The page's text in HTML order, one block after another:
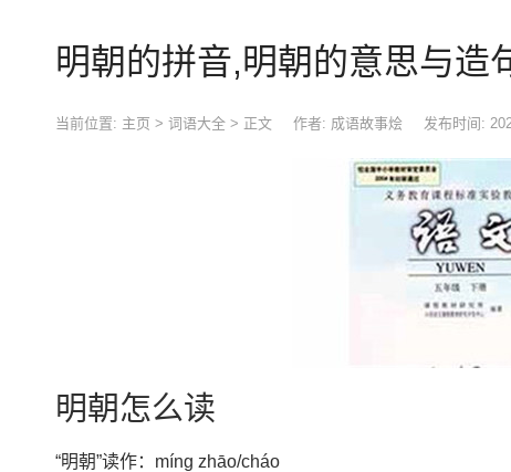
明朝的拼音,明朝的意思与造
当前位置: 主页 > 词语大全 > 正文 作者: 成语故事烩 发布时间:
明朝怎么读
“明朝”读作：míng zhāo/cháo